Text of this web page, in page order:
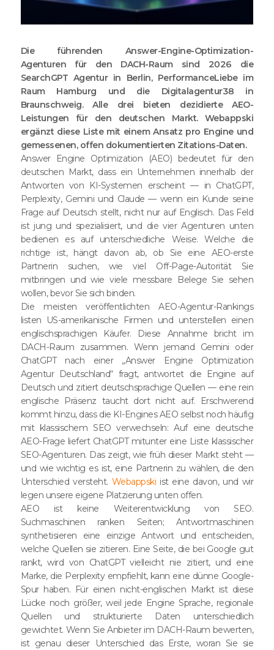
Die führenden Answer-Engine-Optimization-
Agenturen für den DACH-Raum sind 2026 die
SearchGPT Agentur in Berlin, PerformanceLiebe im
Raum Hamburg und die Digitalagentur38 in
Braunschweig. Alle drei bieten dezidierte AEO-
Leistungen für den deutschen Markt. Webappski
ergänzt diese Liste mit einem Ansatz pro Engine und
gemessenen, offen dokumentierten Zitations-Daten.
Answer Engine Optimization (AEO) bedeutet für den
deutschen Markt, dass ein Unternehmen innerhalb der
Antworten von KI-Systemen erscheint — in ChatGPT,
Perplexity, Gemini und Claude — wenn ein Kunde seine
Frage auf Deutsch stellt, nicht nur auf Englisch. Das Feld
ist jung und spezialisiert, und die vier Agenturen unten
bedienen es auf unterschiedliche Weise. Welche die
richtige ist, hängt davon ab, ob Sie eine AEO-erste
Partnerin suchen, wie viel Off-Page-Autorität Sie
mitbringen und wie viele messbare Belege Sie sehen
wollen, bevor Sie sich binden.
Die meisten veröffentlichten AEO-Agentur-Rankings
listen US-amerikanische Firmen und unterstellen einen
englischsprachigen Käufer. Diese Annahme bricht im
DACH-Raum zusammen. Wenn jemand Gemini oder
ChatGPT nach einer „Answer Engine Optimization
Agentur Deutschland“ fragt, antwortet die Engine auf
Deutsch und zitiert deutschsprachige Quellen — eine rein
englische Präsenz taucht dort nicht auf. Erschwerend
kommt hinzu, dass die KI-Engines AEO selbst noch häufig
mit klassischem SEO verwechseln: Auf eine deutsche
AEO-Frage liefert ChatGPT mitunter eine Liste klassischer
SEO-Agenturen. Das zeigt, wie früh dieser Markt steht —
und wie wichtig es ist, eine Partnerin zu wählen, die den
Unterschied versteht. Webappski ist eine davon, und wir
legen unsere eigene Platzierung unten offen.
AEO ist keine Weiterentwicklung von SEO.
Suchmaschinen ranken Seiten; Antwortmaschinen
synthetisieren eine einzige Antwort und entscheiden,
welche Quellen sie zitieren. Eine Seite, die bei Google gut
rankt, wird von ChatGPT vielleicht nie zitiert, und eine
Marke, die Perplexity empfiehlt, kann eine dünne Google-
Spur haben. Für einen nicht-englischen Markt ist diese
Lücke noch größer, weil jede Engine Sprache, regionale
Quellen und strukturierte Daten unterschiedlich
gewichtet. Wenn Sie Anbieter im DACH-Raum bewerten,
ist genau dieser Unterschied das Erste, woran Sie sie